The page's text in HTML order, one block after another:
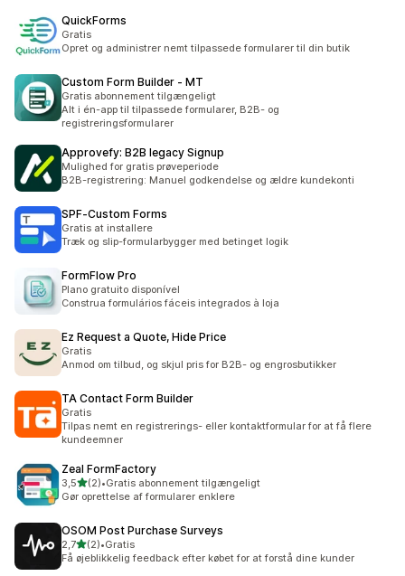
QuickForms
Gratis
Opret og administrer nemt tilpassede formularer til din butik
Custom Form Builder ‑ MT
Gratis abonnement tilgængeligt
Alt i én-app til tilpassede formularer, B2B- og
registreringsformularer
Approvefy: B2B legacy Signup
Mulighed for gratis prøveperiode
B2B-registrering: Manuel godkendelse og ældre kundekonti
SPF‑Custom Forms
Gratis at installere
Træk og slip-formularbygger med betinget logik
FormFlow Pro
Plano gratuito disponível
Construa formulários fáceis integrados à loja
Ez Request a Quote, Hide Price
Gratis
Anmod om tilbud, og skjul pris for B2B- og engrosbutikker
TA Contact Form Builder
Gratis
Tilpas nemt en registrerings- eller kontaktformular for at få flere
kundeemner
Zeal FormFactory
3,5ud af 5 stjerner
(2)
2 anmeldelser i alt
•Gratis abonnement tilgængeligt
Gør oprettelse af formularer enklere
OSOM Post Purchase Surveys
2,7ud af 5 stjerner
(2)
2 anmeldelser i alt
•Gratis
Få øjeblikkelig feedback efter købet for at forstå dine kunder